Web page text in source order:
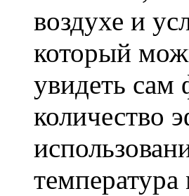
воздухе и
который
увидеть сам
количество